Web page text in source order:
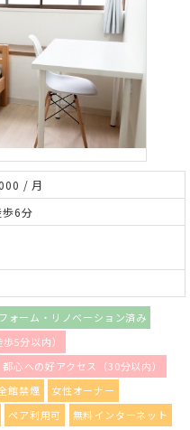
/ 月
6分
ォーム・リノベーション済み
5分以内）
都心への好アクセス（30分以内）
館禁煙
女性オーナー
ペア利用可
無料インターネット